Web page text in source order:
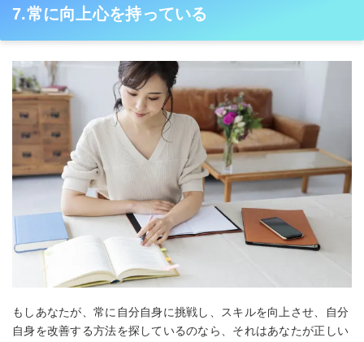
7.常に向上心を持っている
もしあなたが、常に自分自身に挑戦し、スキルを向上させ、自分
自身を改善する方法を探しているのなら、それはあなたが正しい